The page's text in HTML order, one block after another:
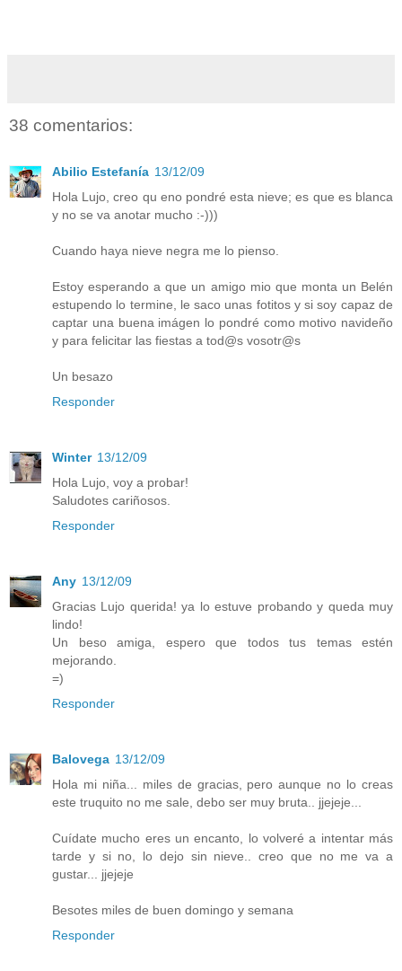
38 comentarios:
Abilio Estefanía 13/12/09
Hola Lujo, creo qu eno pondré esta nieve; es que es blanca
y no se va anotar mucho :-)))
Cuando haya nieve negra me lo pienso.
Estoy esperando a que un amigo mio que monta un Belén
estupendo lo termine, le saco unas fotitos y si soy capaz de
captar una buena imágen lo pondré como motivo navideño
y para felicitar las fiestas a tod@s vosotr@s
Un besazo
Responder
Winter 13/12/09
Hola Lujo, voy a probar!
Saludotes cariñosos.
Responder
Any 13/12/09
Gracias Lujo querida! ya lo estuve probando y queda muy
lindo!
Un beso amiga, espero que todos tus temas estén
mejorando.
=)
Responder
Balovega 13/12/09
Hola mi niña... miles de gracias, pero aunque no lo creas
este truquito no me sale, debo ser muy bruta.. jjejeje...
Cuídate mucho eres un encanto, lo volveré a intentar más
tarde y si no, lo dejo sin nieve.. creo que no me va a
gustar... jjejeje
Besotes miles de buen domingo y semana
Responder